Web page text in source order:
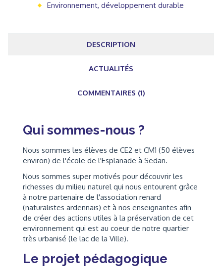
Environnement, développement durable
DESCRIPTION
ACTUALITÉS
COMMENTAIRES (1)
Qui sommes-nous ?
Nous sommes les élèves de CE2 et CM1 (50 élèves
environ) de l'école de l'Esplanade à Sedan.
Nous sommes super motivés pour découvrir les
richesses du milieu naturel qui nous entourent grâce
à notre partenaire de l'association renard
(naturalistes ardennais) et à nos enseignantes afin
de créer des actions utiles à la préservation de cet
environnement qui est au coeur de notre quartier
très urbanisé (le lac de la Ville).
Le projet pédagogique